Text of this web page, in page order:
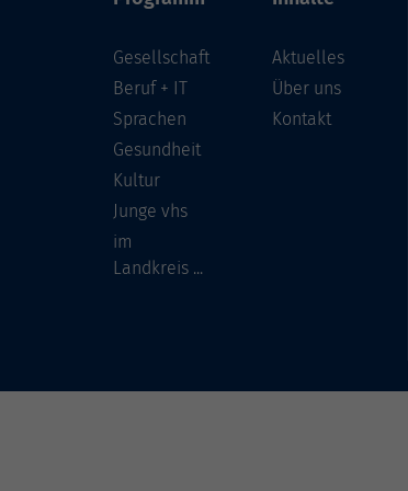
Gesellschaft
Beruf + IT
Sprachen
Gesundheit
Kultur
Junge vhs
im
Landkreis ...
Aktuelles
Über uns
Kontakt